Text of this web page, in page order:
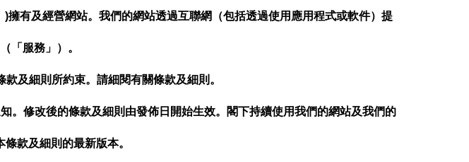
)擁有及經營網站。我們的網站透過互聯網（包括透過使用應用程式或軟件）提
「服務」）。
及細則所約束。請細閱有關條款及細則。
修改後的條款及細則由發佈日開始生效。閣下持續使用我們的網站及我們的
款及細則的最新版本。